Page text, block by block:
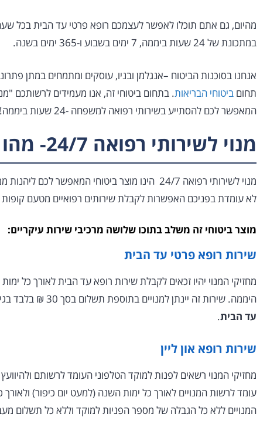
מהיום, גם אתם תוכלו לאפשר לעצמכם רופא פרטי עד הבית בכל
במתכונת של 24 שעות ביממה, 7 ימים בשבוע ו-365 ימים בשנה.
אנחנו בסוכנות הביטוח –אנגלמן ובניו, עוסקים ומתמחים במתן
תחום ביטוחי הבריאות
המאפשר לכם להסתייע בשירותי רפואה למשפחה -24 שעות ביממה!
מנוי לשירותי רפואה 24/7- מהו כולל?
מנוי לשירותי רפואה 24/7 הינו מוצר ביטוחי
לא עומדת בפניכם האפשרות לקבלת שירותים רפואיים מטעם
מוצר ביטוחי זה משלב בתוכו שלושה מרכיבי שירות עיקריים:
שירות רופא פרטי עד הבית
מחזיקי המנוי יהיו זכאים לקבלת שירות רופא עד הבית לאורך כל
היממה. שירות זה יינתן למנויים בתוספת תשלום בסך 30 ₪ בלבד בגין הפעלת קריאה לצרכי הזמנת
עד הבית.
שירות רופא און ליין
מחזיקי המנוי רשאים לפנות למוקד הטלפוני העומד לרשותם
עומד לרשות המנויים לאורך כל ימות השנה (למעט יום כיפור)
המנויים ללא כל הגבלה של מספר הפניות למוקד וללא כל תשלום